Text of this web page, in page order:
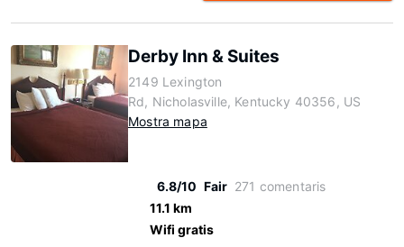
Derby Inn & Suites
2149 Lexington
Rd, Nicholasville, Kentucky 40356, US
Mostra mapa
6.8/10 Fair 271 comentaris
11.1 km
Wifi gratis